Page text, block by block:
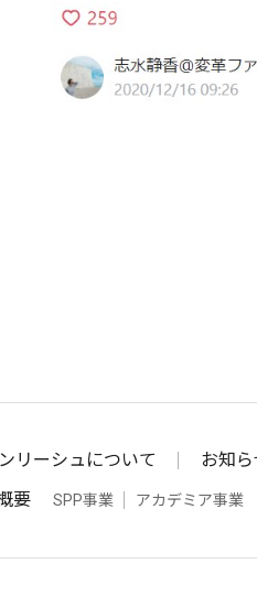
リーシュについて お知ら
要
SPP事業 アカデミア事業